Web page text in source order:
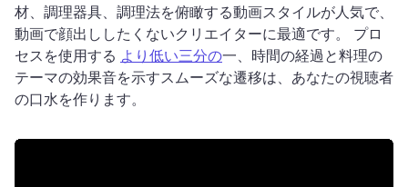
材、調理器具、調理法を俯瞰する動画スタイルが人気で、
動画で顔出ししたくないクリエイターに最適です。 プロ
セスを使用する より低い三分の一、時間の経過と料理の
テーマの効果音を示すスムーズな遷移は、あなたの視聴者
の口水を作ります。